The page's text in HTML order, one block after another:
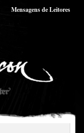
Mensagens de Leitores